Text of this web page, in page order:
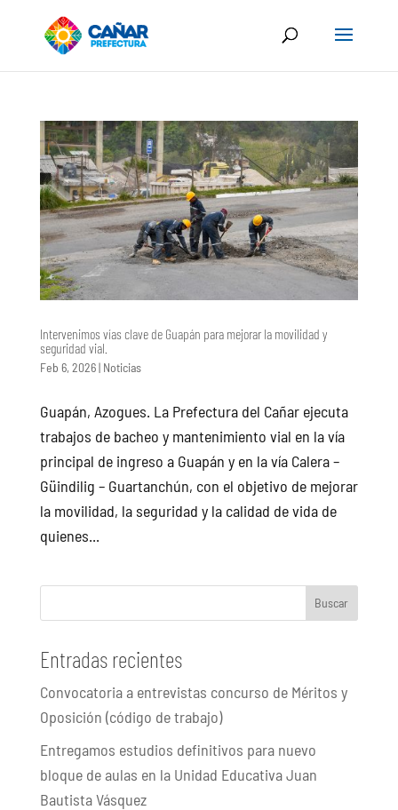
Intervenimos vías clave de Guapán para mejorar la movilidad y
seguridad vial.
Feb 6, 2026| Noticias
Guapán, Azogues. La Prefectura del Cañar ejecuta
trabajos de bacheo y mantenimiento vial en la vía
principal de ingreso a Guapán y en la vía Calera –
Güindilig – Guartanchún, con el objetivo de mejorar
la movilidad, la seguridad y la calidad de vida de
quienes...
Buscar
Entradas recientes
Convocatoria a entrevistas concurso de Méritos y
Oposición (código de trabajo)
Entregamos estudios definitivos para nuevo
bloque de aulas en la Unidad Educativa Juan
Bautista Vásquez